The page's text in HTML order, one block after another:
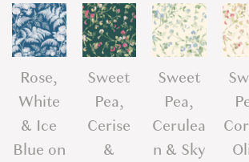
Rose,
White
& Ice
Blue on
Sweet
Pea,
Cerise
&
Sweet
Pea,
Cerulea
n & Sky